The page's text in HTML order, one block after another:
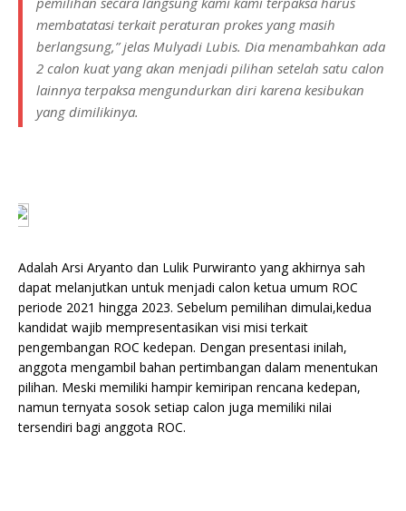
membatatasi terkait peraturan prokes yang masih
berlangsung,” jelas Mulyadi Lubis. Dia menambahkan ada
2 calon kuat yang akan menjadi pilihan setelah satu calon
lainnya terpaksa mengundurkan diri karena kesibukan
yang dimilikinya.
Adalah Arsi Aryanto dan Lulik Purwiranto yang akhirnya sah
dapat melanjutkan untuk menjadi calon ketua umum ROC
periode 2021 hingga 2023. Sebelum pemilihan dimulai,kedua
kandidat wajib mempresentasikan visi misi terkait
pengembangan ROC kedepan. Dengan presentasi inilah,
anggota mengambil bahan pertimbangan dalam menentukan
pilihan. Meski memiliki hampir kemiripan rencana kedepan,
namun ternyata sosok setiap calon juga memiliki nilai
tersendiri bagi anggota ROC.